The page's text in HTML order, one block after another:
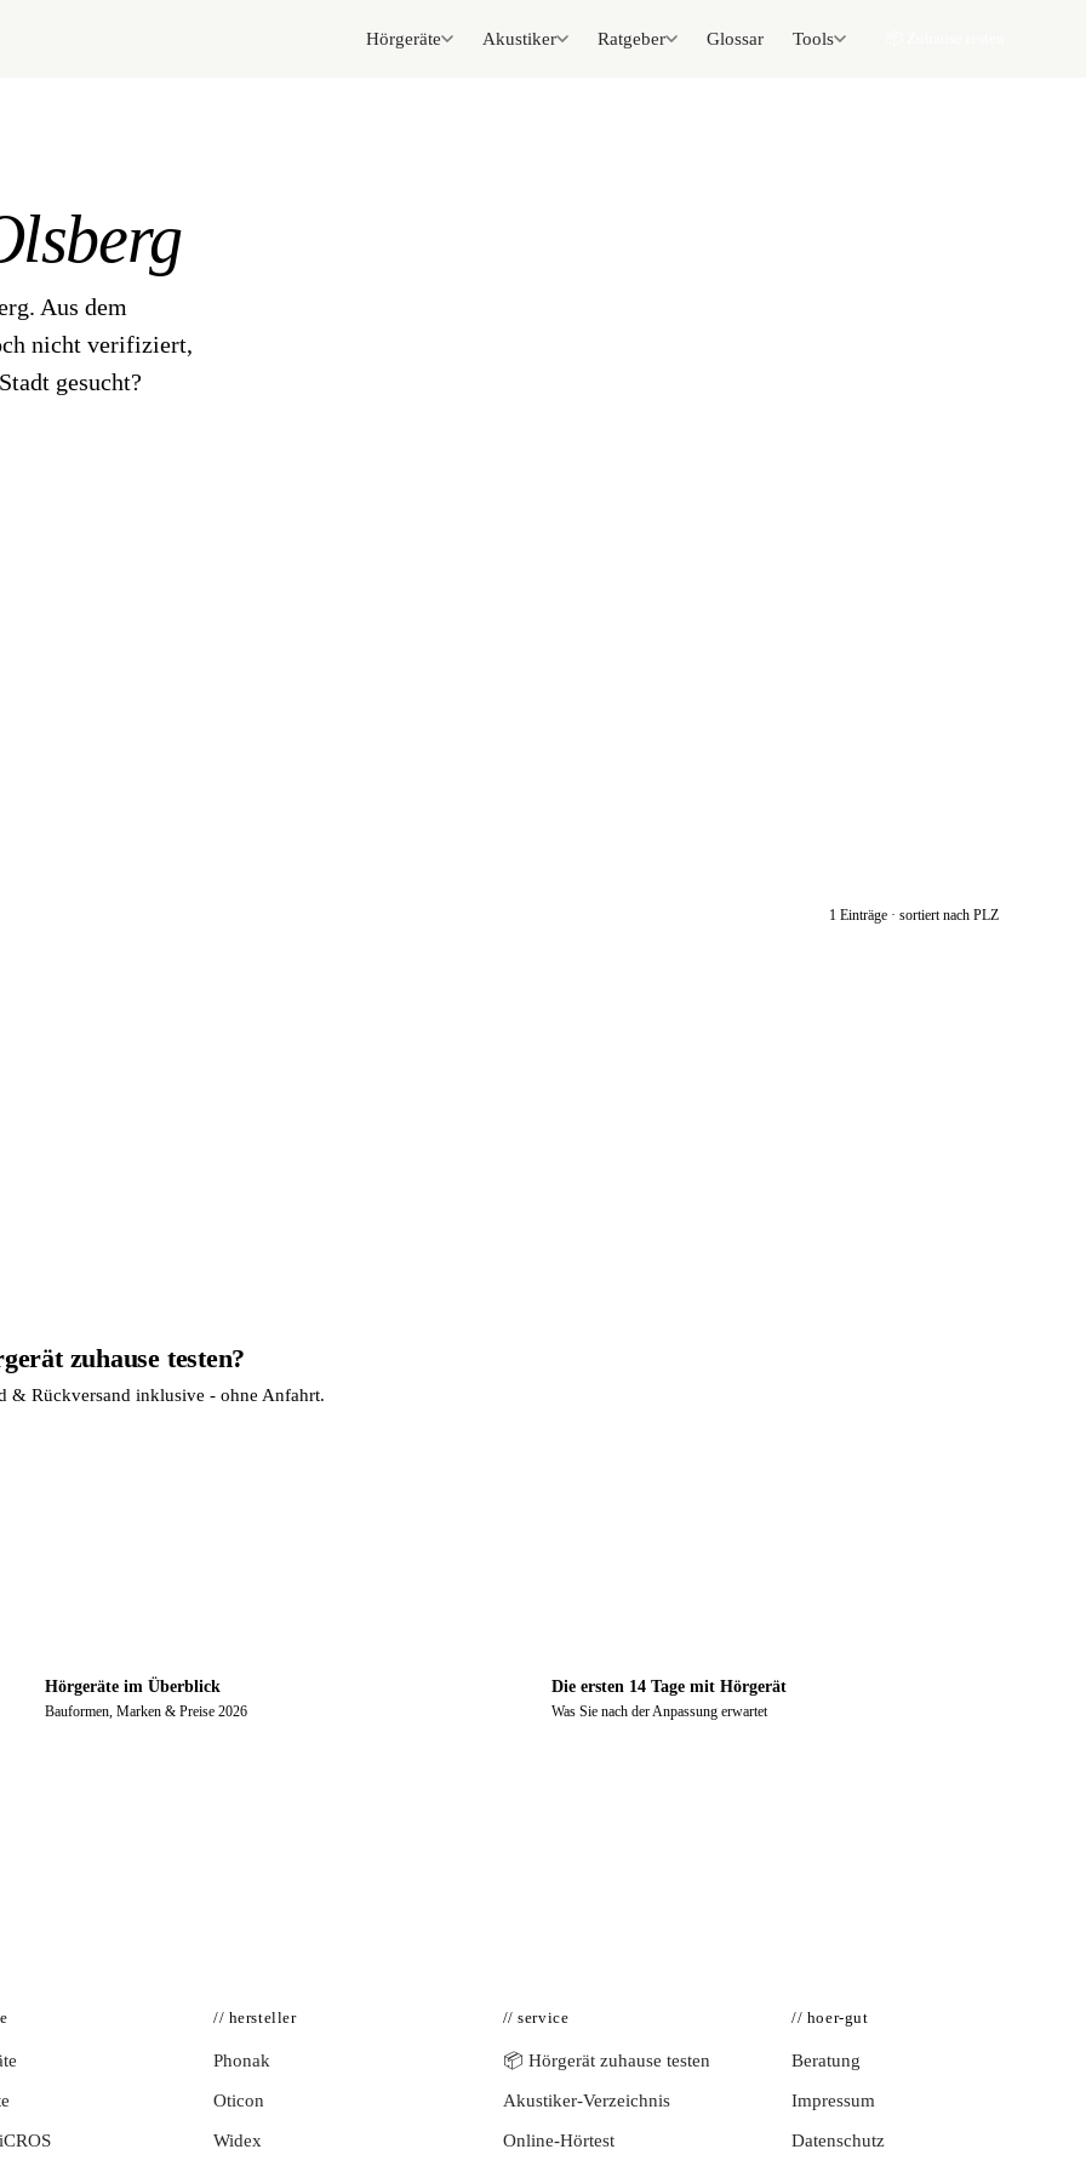
Hörgeräte Akustiker Ratgeber Glossar Tools
Aus dem
nicht verifiziert,
gesucht?
1 Einträge · sortiert nach PLZ
zuhause testen?
& Rückversand inklusive - ohne Anfahrt.
Hörgeräte im Überblick
Bauformen, Marken & Preise 2026
Die ersten 14 Tage mit Hörgerät
Was Sie nach der Anpassung erwartet
// hersteller
Phonak
Oticon
Widex
// service
📦 Hörgerät zuhause testen
Akustiker-Verzeichnis
Online-Hörtest
// hoer-gut
Beratung
Impressum
Datenschutz